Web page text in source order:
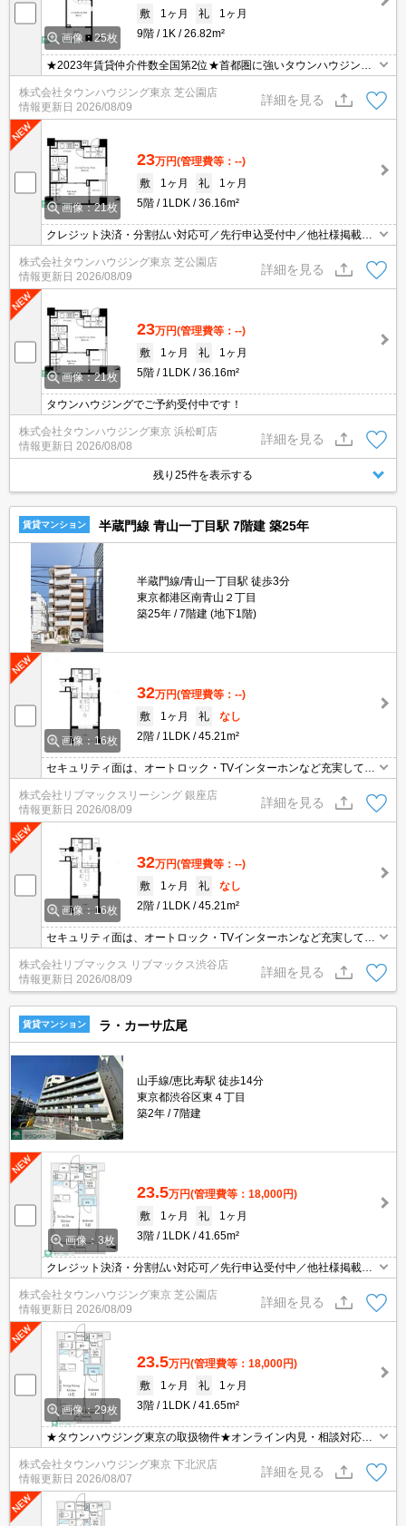
画像：25枚
敷
1ヶ月 礼
1ヶ月
9階
1K 26.82m²
★2023年賃貸仲介件数全国第2位★首都圏に強いタウンハウジング
がご案内させていただきます！
株式会社タウンハウジング東京 芝公園店
情報更新日 2026/08/09
詳細を見る
画像：21枚
23万円(管理費等：--)
敷
1ヶ月 礼
1ヶ月
5階
1LDK 36.16m²
クレジット決済・分割払い対応可／先行申込受付中／他社様掲載物
件もまとめてご案内可能／専任物件多数あり
株式会社タウンハウジング東京 芝公園店
情報更新日 2026/08/09
詳細を見る
画像：21枚
23万円(管理費等：--)
敷
1ヶ月 礼
1ヶ月
5階
1LDK 36.16m²
タウンハウジングでご予約受付中です！
株式会社タウンハウジング東京 浜松町店
情報更新日 2026/08/08
詳細を見る
残り25件を表示する
賃貸マンション 半蔵門線 青山一丁目駅 7階建 築25年
半蔵門線/青山一丁目駅 徒歩3分
東京都港区南青山２丁目
築25年
7階建 (地下1階)
画像：16枚
32万円(管理費等：--)
敷
1ヶ月 礼
なし
2階
1LDK 45.21m²
セキュリティ面は、オートロック・TVインターホンなど充実してい
るので安心して生活できます。室内設備は洗面化粧台・浴室乾燥
機・食器洗乾燥機など充実した設備を備え付けています。収納はク
ロゼット・シューズボックスなど豊富なので、広々と空間を利用す
ることも可能です。こちらの物件は現在空家です。バルコニーをご
活用いただけます。
株式会社リブマックスリーシング 銀座店
情報更新日 2026/08/09
詳細を見る
画像：16枚
32万円(管理費等：--)
敷
1ヶ月 礼
なし
2階
1LDK 45.21m²
セキュリティ面は、オートロック・TVインターホンなど充実してい
るので安心して生活できます。室内設備は洗面化粧台・浴室乾燥
機・食器洗乾燥機など充実した設備を備え付けています。収納はク
ロゼット・シューズボックスなど豊富なので、広々と空間を利用す
ることも可能です。こちらの物件は現在空家です。バルコニーをご
活用いただけます。
株式会社リブマックス リブマックス渋谷店
情報更新日 2026/08/09
詳細を見る
賃貸マンション ラ・カーサ広尾
山手線/恵比寿駅 徒歩14分
東京都渋谷区東４丁目
築2年
7階建
画像：3枚
23.5万円(管理費等：18,000円)
敷
1ヶ月 礼
1ヶ月
3階
1LDK 41.65m²
クレジット決済・分割払い対応可／先行申込受付中／他社様掲載物
件もまとめてご案内可能／専任物件多数あり
株式会社タウンハウジング東京 芝公園店
情報更新日 2026/08/09
詳細を見る
画像：29枚
23.5万円(管理費等：18,000円)
敷
1ヶ月 礼
1ヶ月
3階
1LDK 41.65m²
★タウンハウジング東京の取扱物件★オンライン内見・相談対応可
能です♪
株式会社タウンハウジング東京 下北沢店
情報更新日 2026/08/07
詳細を見る